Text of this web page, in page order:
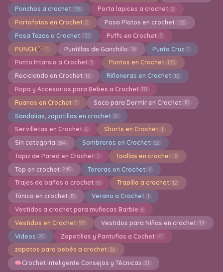
Ponchos a crochet 135 Porta lapices a crochet 2
Portafotos en Crochet 2 Posa Platos en crochet 105
Posa Tazas a Crochet 132 Puffs en Crochet 5
PUNCH 1 Puntillas de Ganchillo 16 Punto Cruz 1
Punto Intarsia a Crochet 3 Puntos en Crochet 125
Reciclando en Crochet 16 Riñoneras en Crochet 12
Ropa y Accesorios para Bebes a Crochet 111
Ruanas en Crochet 2 Saco para Dormir en Crochet 10
Sandalias, zapatillas en crochet 31
Servilletas en Crochet 6 Shorts en Crochet 1
Sin categoría 384 Sombreros en Crochet 62
Tapiz de Pared en Crochet 7 Toallas en crochet 6
Top en crochet 240 Toreras en Crochet 6
Trajes de baños a crochet 13 Trapillo a crochet 12
Túnica en crochet 15 Verano a Crochet 1
Vestidos a crochet para muñecas Barbie 8
Vestidos en Crochet 99 Vestidos para Niñas en crochet 19
Videos 20 Zapatillas y Pantuflas a Cochet 41
zapatos para bebés a crochet 36
Crochet Inteligente Consejos y Técnicas 21